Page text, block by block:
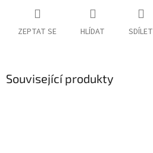
ZEPTAT SE HLÍDAT SDÍLET
Související produkty